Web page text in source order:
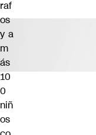
raf
os
y a
m
ás
10
0
niñ
os